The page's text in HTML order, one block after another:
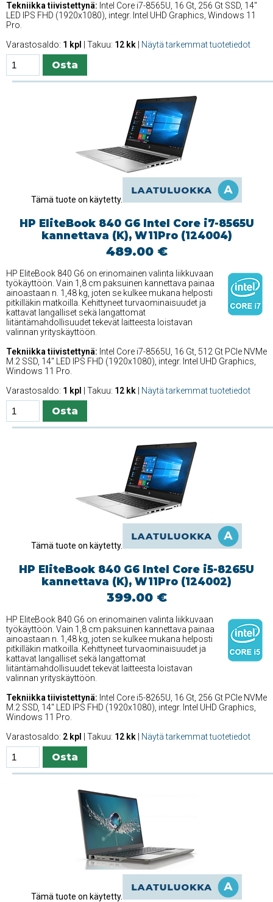
Tekniikka tiivistettynä: Intel Core i7-8565U, 16 Gt, 256 Gt SSD, 14''
LED IPS FHD (1920x1080), integr. Intel UHD Graphics, Windows 11
Pro.
Varastosaldo: 1 kpl | Takuu: 12 kk Näytä tarkemmat tuotetiedot
Tämä tuote on käytetty.
HP EliteBook 840 G6 Intel Core i7-8565U
kannettava (K), W11Pro (124004)
489.00 €
HP EliteBook 840 G6 on erinomainen valinta liikkuvaan
työkäyttöön. Vain 1,8 cm paksuinen kannettava painaa
ainoastaan n. 1,48 kg, joten se kulkee mukana helposti
pitkilläkin matkoilla. Kehittyneet turvaominaisuudet ja
kattavat langalliset sekä langattomat
liitäntämahdollisuudet tekevät laitteesta loistavan
valinnan yrityskäyttöön.
Tekniikka tiivistettynä: Intel Core i7-8565U, 16 Gt, 512 Gt PCIe NVMe
M.2 SSD, 14'' LED IPS FHD (1920x1080), integr. Intel UHD Graphics,
Windows 11 Pro.
Varastosaldo: 1 kpl | Takuu: 12 kk Näytä tarkemmat tuotetiedot
Tämä tuote on käytetty.
HP EliteBook 840 G6 Intel Core i5-8265U
kannettava (K), W11Pro (124002)
399.00 €
HP EliteBook 840 G6 on erinomainen valinta liikkuvaan
työkäyttöön. Vain 1,8 cm paksuinen kannettava painaa
ainoastaan n. 1,48 kg, joten se kulkee mukana helposti
pitkilläkin matkoilla. Kehittyneet turvaominaisuudet ja
kattavat langalliset sekä langattomat
liitäntämahdollisuudet tekevät laitteesta loistavan
valinnan yrityskäyttöön.
Tekniikka tiivistettynä: Intel Core i5-8265U, 16 Gt, 256 Gt PCIe NVMe
M.2 SSD, 14'' LED IPS FHD (1920x1080), integr. Intel UHD Graphics,
Windows 11 Pro.
Varastosaldo: 2 kpl | Takuu: 12 kk Näytä tarkemmat tuotetiedot
Tämä tuote on käytetty.